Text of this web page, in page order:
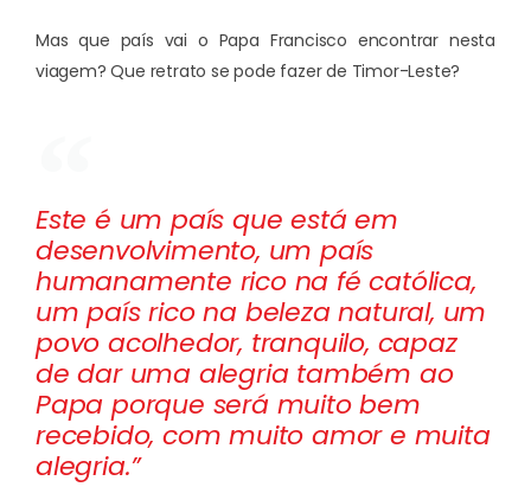
Mas que país vai o Papa Francisco encontrar nesta
viagem? Que retrato se pode fazer de Timor-Leste?
Este é um país que está em
desenvolvimento, um país
humanamente rico na fé católica,
um país rico na beleza natural, um
povo acolhedor, tranquilo, capaz
de dar uma alegria também ao
Papa porque será muito bem
recebido, com muito amor e muita
alegria.”